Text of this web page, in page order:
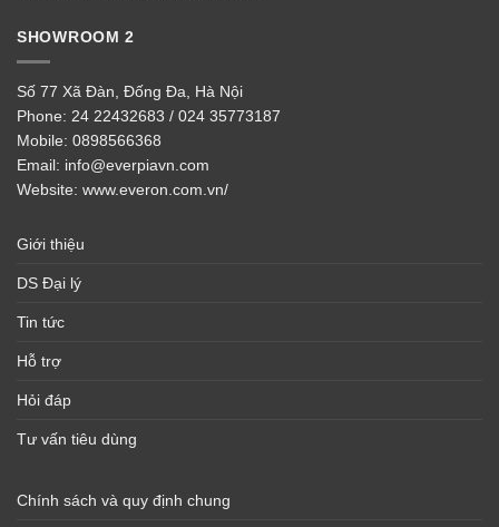
SHOWROOM 2
Số 77 Xã Đàn, Đống Đa, Hà Nội
Phone: 24 22432683 / 024 35773187
Mobile: 0898566368
Email: info@everpiavn.com
Website: www.everon.com.vn/
Giới thiệu
DS Đại lý
Tin tức
Hỗ trợ
Hỏi đáp
Tư vấn tiêu dùng
Chính sách và quy định chung